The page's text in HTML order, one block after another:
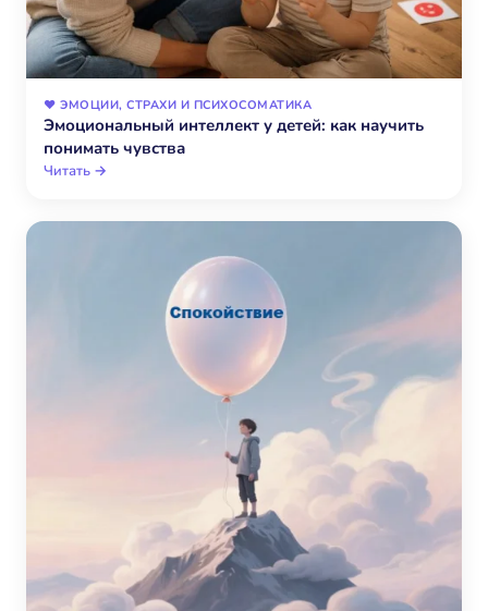
❤️ ЭМОЦИИ, СТРАХИ И ПСИХОСОМАТИКА
Эмоциональный интеллект у детей: как научить
понимать чувства
Читать →